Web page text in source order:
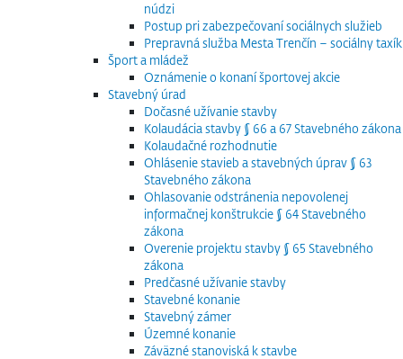
núdzi
Postup pri zabezpečovaní sociálnych služieb
Prepravná služba Mesta Trenčín – sociálny taxík
Šport a mládež
Oznámenie o konaní športovej akcie
Stavebný úrad
Dočasné užívanie stavby
Kolaudácia stavby § 66 a 67 Stavebného zákona
Kolaudačné rozhodnutie
Ohlásenie stavieb a stavebných úprav § 63
Stavebného zákona
Ohlasovanie odstránenia nepovolenej
informačnej konštrukcie § 64 Stavebného
zákona
Overenie projektu stavby § 65 Stavebného
zákona
Predčasné užívanie stavby
Stavebné konanie
Stavebný zámer
Územné konanie
Záväzné stanoviská k stavbe